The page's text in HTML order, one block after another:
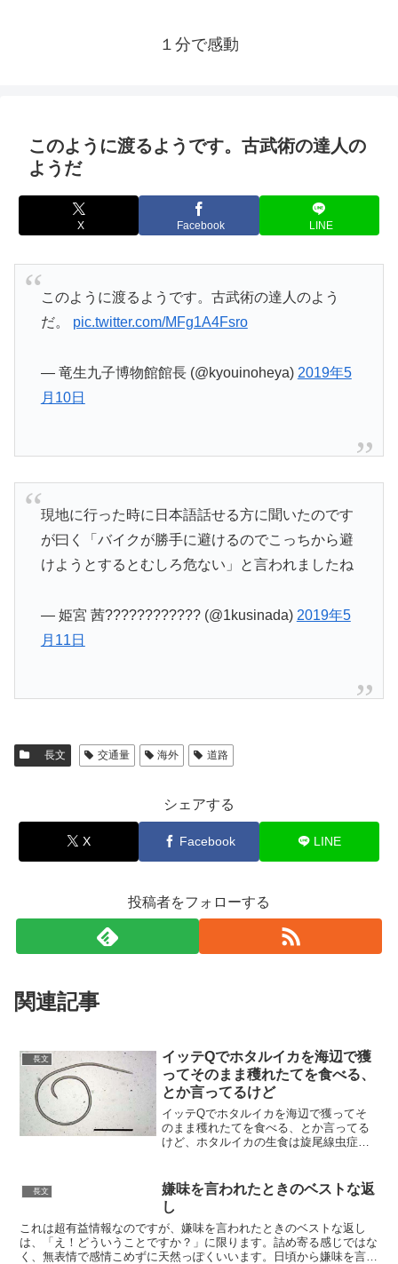
１分で感動
このように渡るようです。古武術の達人の
ようだ
X Facebook LINE
このように渡るようです。古武術の達人のよう
だ。 pic.twitter.com/MFg1A4Fsro
— 竜生九子博物館館長 (@kyouinoheya) 2019年5
月10日
現地に行った時に日本語話せる方に聞いたのです
が曰く「バイクが勝手に避けるのでこっちから避
けようとするとむしろ危ない」と言われましたね
— 姫宮 茜???????????? (@1kusinada) 2019年5
月11日
長文 交通量 海外 道路
シェアする
X Facebook LINE
投稿者をフォローする
関連記事
長文
イッテQでホタルイカを海辺で獲
ってそのまま穫れたてを食べる、
とか言ってるけど
イッテQでホタルイカを海辺で獲ってそ
のまま穫れたてを食べる、とか言ってる
けど、ホタルイカの生食は旋尾線虫症っ
やめてほしいなあ。@itteq_ntv— Scomb
(@S...
長文
嫌味を言われたときのベストな返
し
これは超有益情報なのですが、嫌味を言われたときのベストな返し
は、「え！どういうことですか？」に限ります。詰め寄る感じではな
く、無表情で感情こめずに天然っぽくいいます。日頃から嫌味を言う